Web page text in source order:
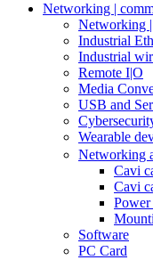
Networking |
Networking
Industrial
Industrial
Remote I|O
Media
USB and
Wearable
Networking
Cavi
Cavi
Software
PC Card